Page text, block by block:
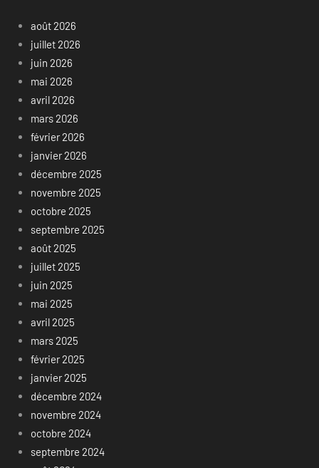
août 2026
juillet 2026
juin 2026
mai 2026
avril 2026
mars 2026
février 2026
janvier 2026
décembre 2025
novembre 2025
octobre 2025
septembre 2025
août 2025
juillet 2025
juin 2025
mai 2025
avril 2025
mars 2025
février 2025
janvier 2025
décembre 2024
novembre 2024
octobre 2024
septembre 2024